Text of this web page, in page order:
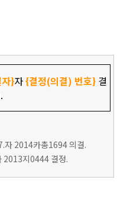
}자{결정(의결) 번호} 결
자 2014카총1694 의결.
2013지0444 결정.